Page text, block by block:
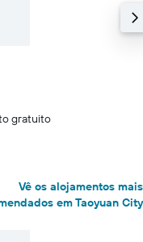
gratuito
Vê os alojamentos mais
em Taoyuan City